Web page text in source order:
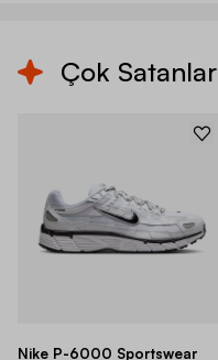
Çok Satanlar
Nike P-6000 Sportswear